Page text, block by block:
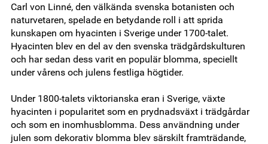
Carl von Linné, den välkända svenska botanisten och
naturvetaren, spelade en betydande roll i att sprida
kunskapen om hyacinten i Sverige under 1700-talet.
Hyacinten blev en del av den svenska trädgårdskulturen
och har sedan dess varit en populär blomma, speciellt
under vårens och julens festliga högtider.
Under 1800-talets viktorianska eran i Sverige, växte
hyacinten i popularitet som en prydnadsväxt i trädgårdar
och som en inomhusblomma. Dess användning under
julen som dekorativ blomma blev särskilt framträdande,